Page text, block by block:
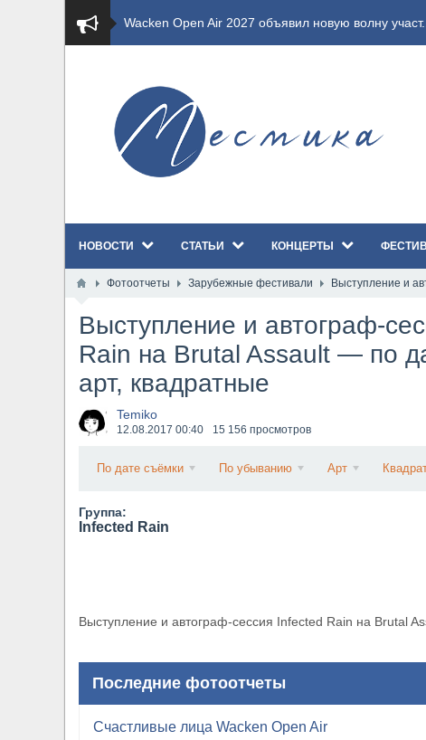
​Wacken Open Air 2027 объявил новую волну участ...
​Wacken Open Air 2026 полностью распродан
GHOST возвращаются на большие экраны с
​Wacken Open Air 2026: открыт новый портал
Всероссийский рок-фестиваль HAMMER FEST
XANDRIA представили новый сингл под названием
​Anthrax выпустили новый сингл и клип «Everybod...
НОВОСТИ СТАТЬИ КОНЦЕРТЫ
Фотоотчеты Зарубежные фестивали Выступление и
Выступление и автограф-
Rain на Brutal Assault — по
арт, квадратные
Temiko
12.08.2017 00:40 15 156 просмотров
По дате съёмки По убыванию Арт
Группа:
Infected Rain
Выступление и автограф-сессия Infected Rain на Brutal
Последние фотоотчеты
Счастливые лица Wacken Open Air